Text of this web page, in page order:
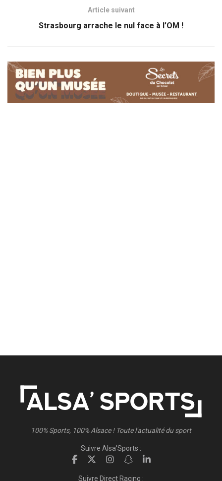
Article suivant
Strasbourg arrache le nul face à l’OM !
100% Sports, 100% Alsace ! Toute l'actualité du sport
Suivre Alsa'Sports :
Suivre Direct Racing :